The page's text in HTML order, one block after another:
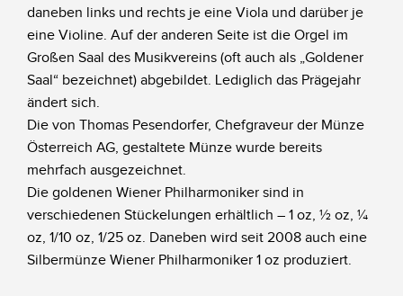
daneben links und rechts je eine Viola und darüber je
eine Violine. Auf der anderen Seite ist die Orgel im
Großen Saal des Musikvereins (oft auch als „Goldener
Saal“ bezeichnet) abgebildet. Lediglich das Prägejahr
ändert sich.
Die von Thomas Pesendorfer, Chefgraveur der Münze
Österreich AG, gestaltete Münze wurde bereits
mehrfach ausgezeichnet.
Die goldenen Wiener Philharmoniker sind in
verschiedenen Stückelungen erhältlich – 1 oz, ½ oz, ¼
oz, 1/10 oz, 1/25 oz. Daneben wird seit 2008 auch eine
Silbermünze Wiener Philharmoniker 1 oz produziert.